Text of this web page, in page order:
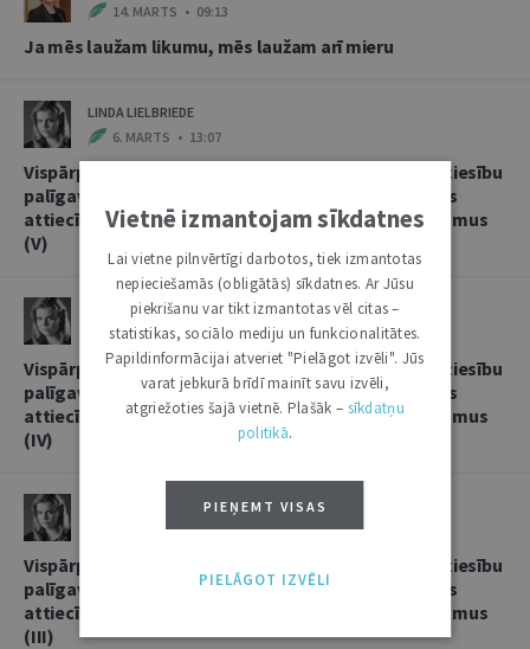
14. MARTS • 09:13
Ja mēs laužam likumu, mēs laužam arī mieru
LINDA LIELBRIEDE
6. MARTS • 13:07
Vispārpieņemtās starptautiskās banku prakses kā tiesību
palīgavota vieta un loma kredītiestāžu savstarpējās
attiecībās, sniedzot korespondentbanku pakalpojumus
(V)
LINDA LIELBRIEDE
20. FEBRUĀRIS • 11:13
Vispārpieņemtās starptautiskās banku prakses kā tiesību
palīgavota vieta un loma kredītiestāžu savstarpējās
attiecībās, sniedzot korespondentbanku pakalpojumus
(IV)
4. FEBRUĀRIS • 17:53
Vispārpieņemtās starptautiskās banku prakses kā tiesību
palīgavota vieta un loma kredītiestāžu savstarpējās
attiecībās, sniedzot korespondentbanku pakalpojumus
(III)
Vietnē izmantojam sīkdatnes
Lai vietne pilnvērtīgi darbotos, tiek izmantotas
nepieciešamās (obligātās) sīkdatnes. Ar Jūsu
piekrišanu var tikt izmantotas vēl citas –
statistikas, sociālo mediju un funkcionalitātes.
Papildinformācijai atveriet "Pielāgot izvēli". Jūs
varat jebkurā brīdī mainīt savu izvēli,
atgriežoties šajā vietnē. Plašāk – sīkdatņu
politikā.
PIEŅEMT VISAS
PIELĀGOT IZVĒLI